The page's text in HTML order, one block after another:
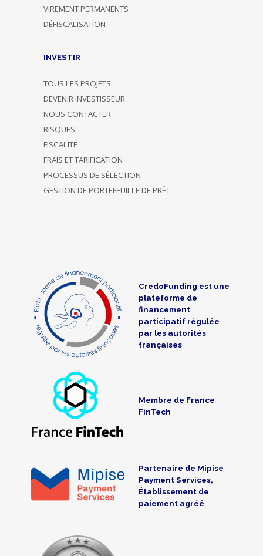
VIREMENT PERMANENTS
DÉFISCALISATION
INVESTIR
TOUS LES PROJETS
DEVENIR INVESTISSEUR
NOUS CONTACTER
RISQUES
FISCALITÉ
FRAIS ET TARIFICATION
PROCESSUS DE SÉLECTION
GESTION DE PORTEFEUILLE DE PRÊT
CredoFunding est une
plateforme de
financement
participatif régulée
par les autorités
françaises
Membre de France
FinTech
Partenaire de Mipise
Payment Services,
Établissement de
paiement agréé